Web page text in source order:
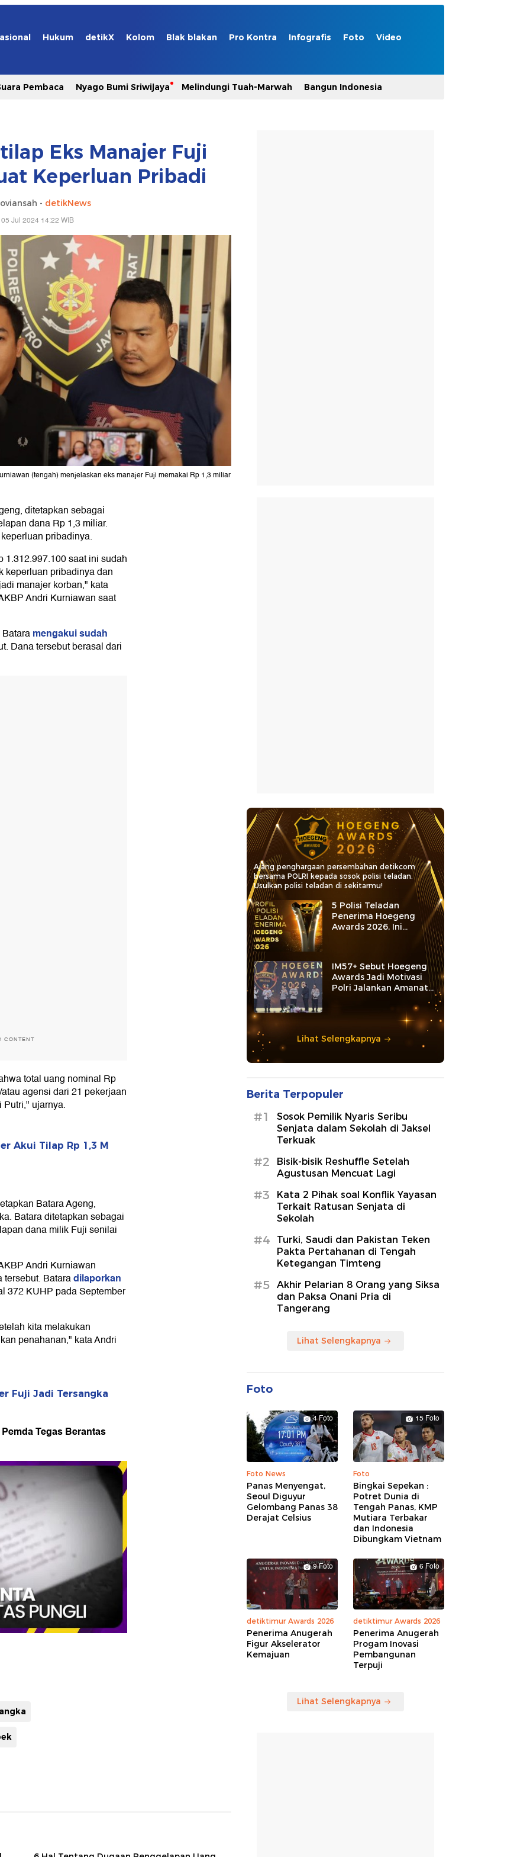
Hukum detikX Kolom Blak blakan Pro Kontra Infografis Foto Video
Pembaca Nyago Bumi Sriwijaya Melindungi Tuah-Marwah Bangun Indonesia
Eks Manajer Fuji
Keperluan Pribadi
- detikNews
Jul 2024 14:22 WIB
(tengah) menjelaskan eks manajer Fuji memakai Rp 1,3 miliar
ditetapkan sebagai
dana Rp 1,3 miliar.
pribadinya.
saat ini sudah
keperluan pribadinya dan
manajer korban," kata
Andri Kurniawan saat
mengakui sudah
Dana tersebut berasal dari
CONTENT
total uang nominal Rp
agensi dari 21 pekerjaan
ujarnya.
Akui Tilap Rp 1,3 M
Batara Ageng,
Batara ditetapkan sebagai
dana milik Fuji senilai
Andri Kurniawan
tersebut. Bataradilaporkan
372 KUHP pada September
kita melakukan
penahanan," kata Andri
Fuji Jadi Tersangka
Tegas Berantas
Ajang penghargaan persembahan detikcom
bersama POLRI kepada sosok polisi teladan.
Usulkan polisi teladan di sekitarmu!
5 Polisi Teladan
Penerima Hoegeng
Awards 2026, Ini
Kategori dan Kiprahnya
IM57+ Sebut Hoegeng
Awards Jadi Motivasi
Polri Jalankan Amanat
Lihat Selengkapnya
Berita Terpopuler
#1
Sosok Pemilik Nyaris Seribu
Senjata dalam Sekolah di Jaksel
Terkuak
#2
Bisik-bisik Reshuffle Setelah
Agustusan Mencuat Lagi
#3
Kata 2 Pihak soal Konflik Yayasan
Terkait Ratusan Senjata di
Sekolah
#4
Turki, Saudi dan Pakistan Teken
Pakta Pertahanan di Tengah
Ketegangan Timteng
#5
Akhir Pelarian 8 Orang yang Siksa
dan Paksa Onani Pria di
Tangerang
Lihat Selengkapnya
Foto
4 Foto
Foto News
Panas Menyengat,
Seoul Diguyur
Gelombang Panas 38
Derajat Celsius
15 Foto
Foto
Bingkai Sepekan :
Potret Dunia di
Tengah Panas, KMP
Mutiara Terbakar
dan Indonesia
Dibungkam Vietnam
9 Foto
detiktimur Awards 2026
Penerima Anugerah
Figur Akselerator
Kemajuan
6 Foto
detiktimur Awards 2026
Penerima Anugerah
Progam Inovasi
Pembangunan
Terpuji
Lihat Selengkapnya